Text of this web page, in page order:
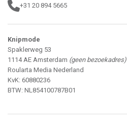
+31 20 894 5665
Knipmode
Spaklerweg 53
1114 AE Amsterdam (geen bezoekadres)
Roularta Media Nederland
KvK: 60880236
BTW: NL854100787B01